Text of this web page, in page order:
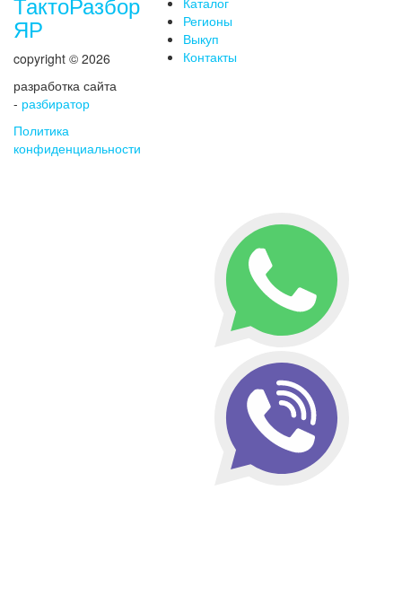
ЯР
copyright © 2026
разработка сайта
- разбиратор
Политика
конфиденциальности
Регионы
Выкуп
Контакты